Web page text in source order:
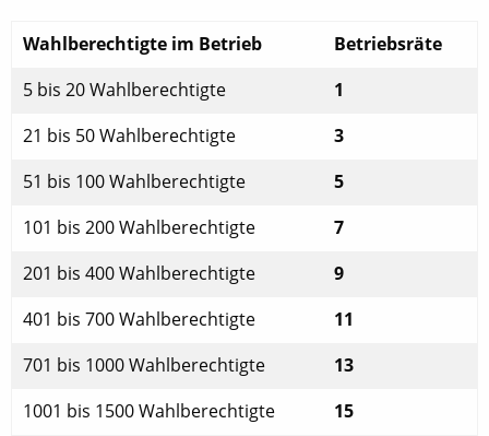
Wahlberechtigte im Betrieb
Betriebsräte
5 bis 20 Wahlberechtigte
1
21 bis 50 Wahlberechtigte
3
51 bis 100 Wahlberechtigte
5
101 bis 200 Wahlberechtigte
7
201 bis 400 Wahlberechtigte
9
401 bis 700 Wahlberechtigte
11
701 bis 1000 Wahlberechtigte
13
1001 bis 1500 Wahlberechtigte
15